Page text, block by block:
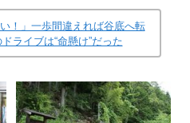
い！」一歩間違えれば谷底へ転
ライブは“命懸け”だった